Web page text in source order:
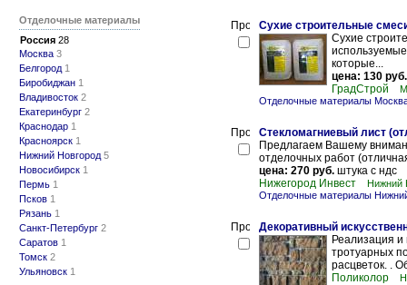
Отделочные материалы
Россия 28
Москва 3
Белгород 1
Биробиджан 1
Владивосток 2
Екатеринбург 2
Краснодар 1
Красноярск 1
Нижний Новгород 5
Новосибирск 1
Пермь 1
Псков 1
Рязань 1
Санкт-Петербург 2
Саратов 1
Томск 2
Ульяновск 1
Сухие строительные
Сухие
которые...
цена: 130 руб.
ГрадСтрой
Отделочные материалы
Стекломагниевый лист
Предлагаем Вашему
отделочных работ
цена: 270 руб. штука с ндс
Нижегород Инвест
Нижний
Отделочные материалы
Декоративный
Реализация и
тротуарных
расцветок. .
Поликолор